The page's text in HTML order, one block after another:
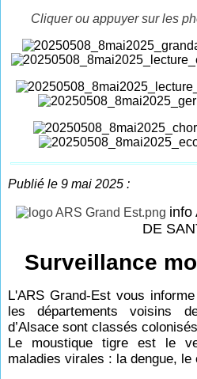
Cliquer ou appuyer sur les
Publié le 9 mai 2025 :
info
DE
Surveillance
L'ARS Grand-Est vous
les départements voisins
d’Alsace sont classés
Le moustique tigre est le
maladies virales : la dengue,